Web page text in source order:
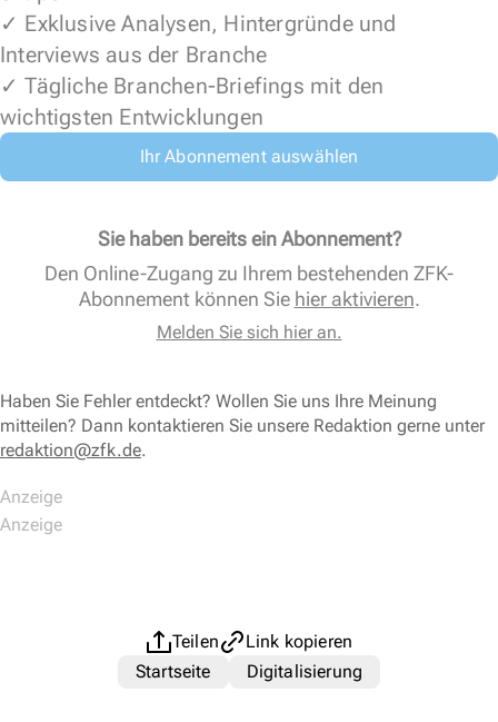
✓ Exklusive Analysen, Hintergründe und
Interviews aus der Branche
✓ Tägliche Branchen-Briefings mit den
wichtigsten Entwicklungen
Ihr Abonnement auswählen
Sie haben bereits ein Abonnement?
Den Online-Zugang zu Ihrem bestehenden ZFK-
Abonnement können Sie hier aktivieren.
Melden Sie sich hier an.
Haben Sie Fehler entdeckt? Wollen Sie uns Ihre Meinung
mitteilen? Dann kontaktieren Sie unsere Redaktion gerne unter
redaktion@zfk.de.
Teilen
Link kopieren
Startseite
Digitalisierung